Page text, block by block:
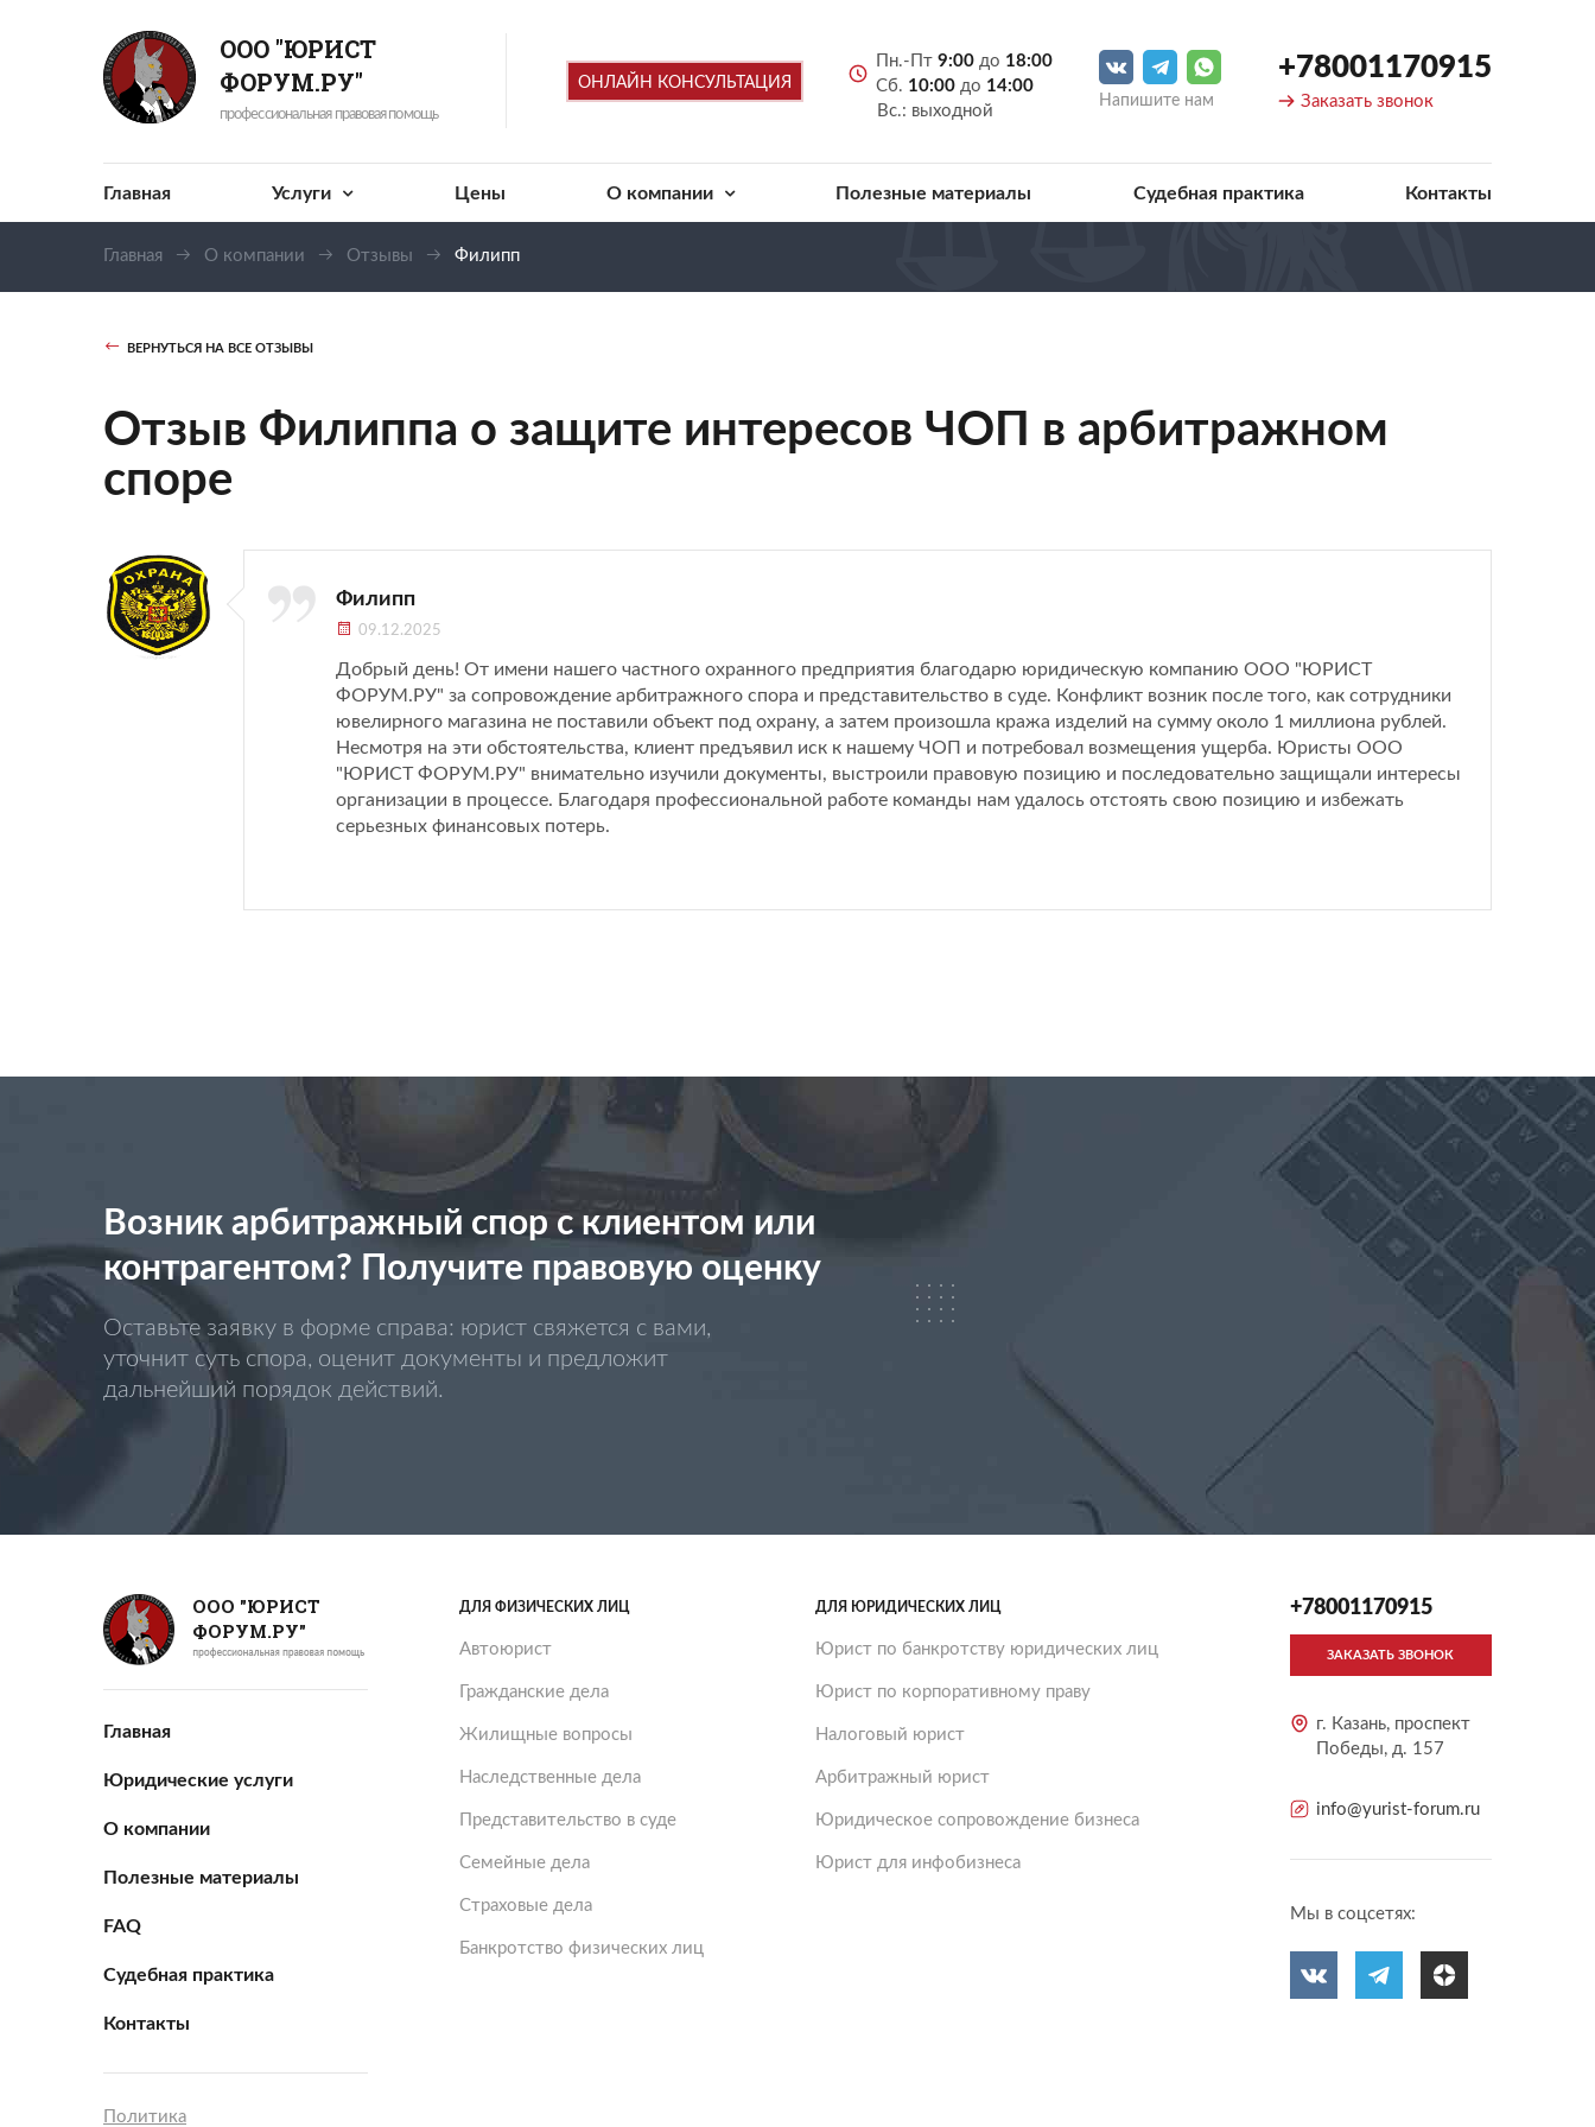
ООО "ЮРИСТ
ФОРУМ.РУ"
профессиональная правовая помощь
ОНЛАЙН КОНСУЛЬТАЦИЯ
Пн.-Пт 9:00 до 18:00
Сб. 10:00 до 14:00
Вс.: выходной
Напишите нам
+78001170915
Заказать звонок
Главная Услуги Цены О компании Полезные материалы Судебная практика Контакты
Главная О компании Отзывы Филипп
ВЕРНУТЬСЯ НА ВСЕ ОТЗЫВЫ
Отзыв Филиппа о защите интересов ЧОП в арбитражном
споре
Филипп
09.12.2025
Добрый день! От имени нашего частного охранного предприятия благодарю юридическую компанию ООО "ЮРИСТ
ФОРУМ.РУ" за сопровождение арбитражного спора и представительство в суде. Конфликт возник после того, как сотрудники
ювелирного магазина не поставили объект под охрану, а затем произошла кража изделий на сумму около 1 миллиона рублей.
Несмотря на эти обстоятельства, клиент предъявил иск к нашему ЧОП и потребовал возмещения ущерба. Юристы ООО
"ЮРИСТ ФОРУМ.РУ" внимательно изучили документы, выстроили правовую позицию и последовательно защищали интересы
организации в процессе. Благодаря профессиональной работе команды нам удалось отстоять свою позицию и избежать
серьезных финансовых потерь.
Возник арбитражный спор с клиентом или
контрагентом? Получите правовую оценку
Оставьте заявку в форме справа: юрист свяжется с вами,
уточнит суть спора, оценит документы и предложит
дальнейший порядок действий.
ООО "ЮРИСТ
ФОРУМ.РУ"
Главная
Юридические услуги
О компании
Полезные материалы
FAQ
Судебная практика
Контакты
Политика
ДЛЯ ФИЗИЧЕСКИХ ЛИЦ
Автоюрист
Гражданские дела
Жилищные вопросы
Наследственные дела
Представительство в суде
Семейные дела
Страховые дела
Банкротство физических лиц
ДЛЯ ЮРИДИЧЕСКИХ ЛИЦ
Юрист по банкротству юридических лиц
Юрист по корпоративному праву
Налоговый юрист
Арбитражный юрист
Юридическое сопровождение бизнеса
Юрист для инфобизнеса
+78001170915
ЗАКАЗАТЬ ЗВОНОК
г. Казань, проспект
Победы, д. 157
info@yurist-forum.ru
Мы в соцсетях: